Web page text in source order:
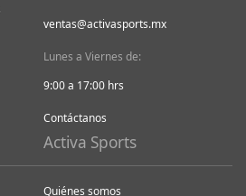
ventas@activasports.mx
Lunes a Viernes de:
9:00 a 17:00 hrs
Contáctanos
Activa Sports
Quiénes somos